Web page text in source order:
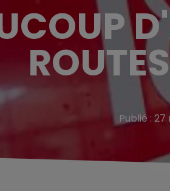
Publié :